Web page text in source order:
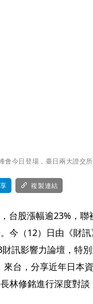
今日登場，臺日兩大證交所
複製連結
台股漲幅逾23%，
今（12）日由《財
訊影響力論壇，特
台，分享近年日本
林修銘進行深度對